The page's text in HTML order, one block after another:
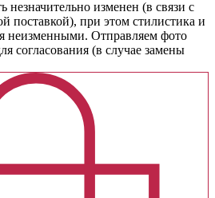
незначительно изменен (в связи с
поставкой), при этом стилистика и
неизменными. Отправляем фото
согласования (в случае замены